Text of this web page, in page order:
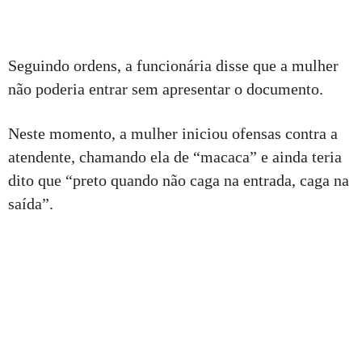
Seguindo ordens, a funcionária disse que a mulher
não poderia entrar sem apresentar o documento.
Neste momento, a mulher iniciou ofensas contra a
atendente, chamando ela de “macaca” e ainda teria
dito que “preto quando não caga na entrada, caga na
saída”.